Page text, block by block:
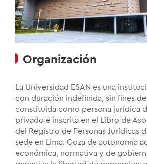
Organización
La Universidad ESAN es una
con duración indefinida, sin fines
constituida como persona jurídica
privado e inscrita en el Libro de
del Registro de Personas Jurídicas
sede en Lima. Goza de autonomía
económica, normativa y de